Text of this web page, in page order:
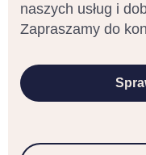
naszych usług i
Zapraszamy do